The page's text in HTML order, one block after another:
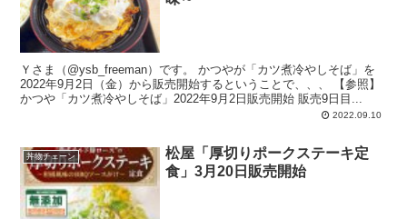
Ｙさま（@ysb_freeman）です。 かつやが「カツ煮冷やしそば」を
2022年9月2日（金）から販売開始するということで、、、 【参照】
かつや「カツ煮冷やしそば」2022年9月2日販売開始 販売9日目...
2022.09.10
丼物チェーン
松屋「厚切りポークステーキ定
食」3月20日販売開始